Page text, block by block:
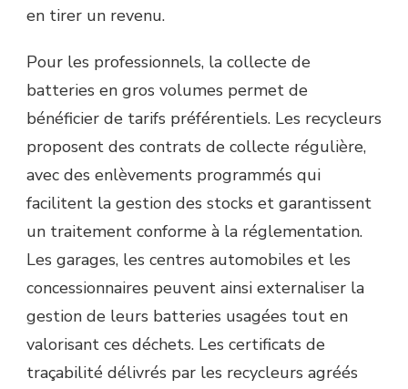
en tirer un revenu.
Pour les professionnels, la collecte de
batteries en gros volumes permet de
bénéficier de tarifs préférentiels. Les recycleurs
proposent des contrats de collecte régulière,
avec des enlèvements programmés qui
facilitent la gestion des stocks et garantissent
un traitement conforme à la réglementation.
Les garages, les centres automobiles et les
concessionnaires peuvent ainsi externaliser la
gestion de leurs batteries usagées tout en
valorisant ces déchets. Les certificats de
traçabilité délivrés par les recycleurs agréés